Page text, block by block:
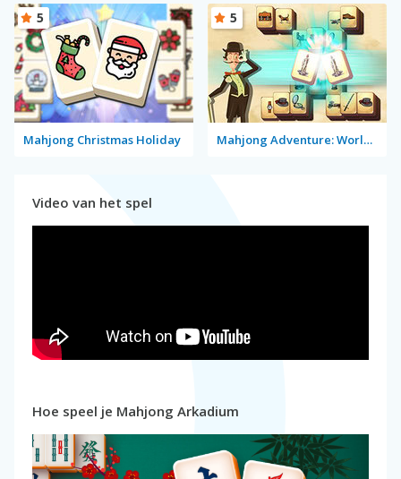
Mahjong Christmas Holiday
5
Mahjong Adventure: World Quest
5
Video van het spel
Hoe speel je Mahjong Arkadium